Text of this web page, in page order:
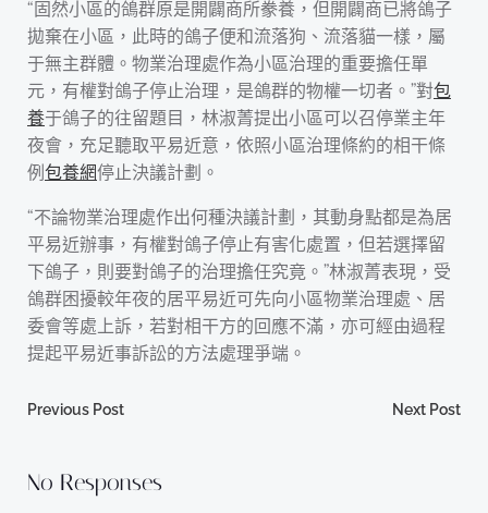
“固然小區的鴿群原是開闢商所豢養，但開闢商已將鴿子
拋棄在小區，此時的鴿子便和流落狗、流落貓一樣，屬
于無主群體。物業治理處作為小區治理的重要擔任單
元，有權對鴿子停止治理，是鴿群的物權一切者。”對包
養于鴿子的往留題目，林淑菁提出小區可以召停業主年
夜會，充足聽取平易近意，依照小區治理條約的相干條
例包養網停止決議計劃。
“不論物業治理處作出何種決議計劃，其動身點都是為居
平易近辦事，有權對鴿子停止有害化處置，但若選擇留
下鴿子，則要對鴿子的治理擔任究竟。”林淑菁表現，受
鴿群困擾較年夜的居平易近可先向小區物業治理處、居
委會等處上訴，若對相干方的回應不滿，亦可經由過程
提起平易近事訴訟的方法處理爭端。
Post
navigation
Previous Post Next Post
No Responses